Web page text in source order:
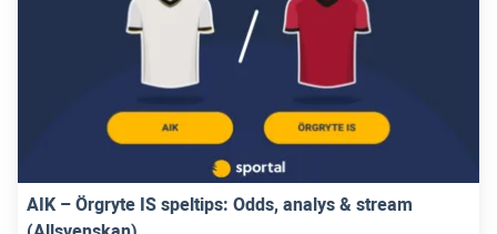
AIK – Örgryte IS speltips: Odds, analys & stream